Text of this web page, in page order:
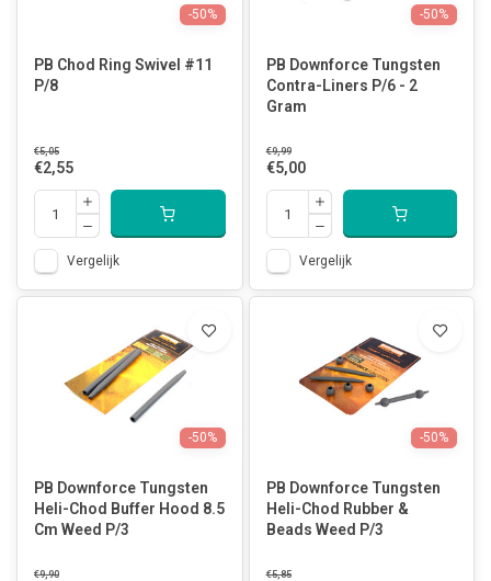
-50%
PB Chod Ring Swivel #11
P/8
€5,05
€2,55
Vergelijk
-50%
PB Downforce Tungsten
Contra-Liners P/6 - 2
Gram
€9,99
€5,00
Vergelijk
-50%
PB Downforce Tungsten
Heli-Chod Buffer Hood 8.5
Cm Weed P/3
€9,90
-50%
PB Downforce Tungsten
Heli-Chod Rubber &
Beads Weed P/3
€5,85